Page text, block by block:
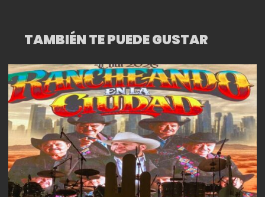
TAMBIÉN TE PUEDE GUSTAR